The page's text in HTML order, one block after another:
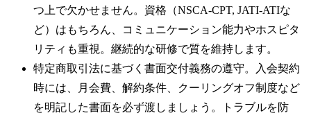
つ上で欠かせません。資格（NSCA-CPT, JATI-ATIな
ど）はもちろん、コミュニケーション能力やホスピタ
リティも重視。継続的な研修で質を維持します。
特定商取引法に基づく書面交付義務の遵守。入会契約
時には、月会費、解約条件、クーリングオフ制度など
を明記した書面を必ず渡しましょう。トラブルを防